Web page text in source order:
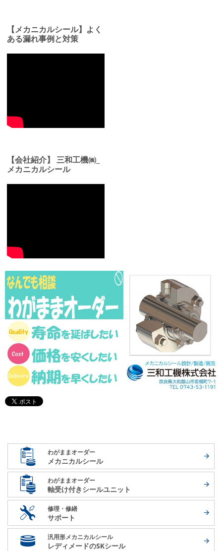
【メカニカルシール】よく
ある漏れ事例と対策
【会社紹介】 三和工機㈱_
メカニカルシール
わがままオーダー
メカニカルシール
わがままオーダー
軸受け付きシールユニット
修理・修繕
サポート
汎用形メカニカルシール
レディメードのSKシール